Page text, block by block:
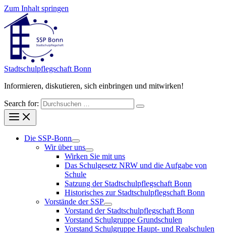
Zum Inhalt springen
Stadt­schul­pfleg­schaft Bonn
Informieren, diskutieren, sich einbringen und mitwirken!
Search for:
Die SSP-Bonn
Wir über uns
Wirken Sie mit uns
Das Schulgesetz NRW und die Aufgabe von
Schule
Satzung der Stadtschulpflegschaft Bonn
Historisches zur Stadtschulpflegschaft Bonn
Vorstände der SSP
Vorstand der Stadtschulpflegschaft Bonn
Vorstand Schulgruppe Grundschulen
Vorstand Schulgruppe Haupt- und Realschulen